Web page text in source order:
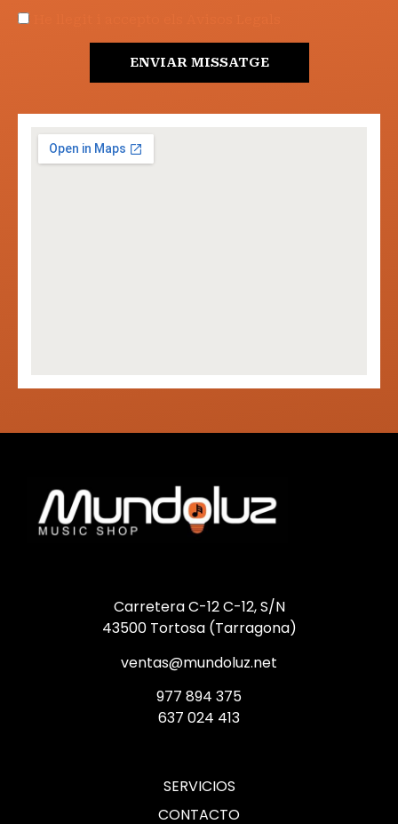
ENVIAR MISSATGE
Carretera C-12 C-12, S/N
43500 Tortosa (Tarragona)
ventas@mundoluz.net
977 894 375
637 024 413
SERVICIOS
CONTACTO